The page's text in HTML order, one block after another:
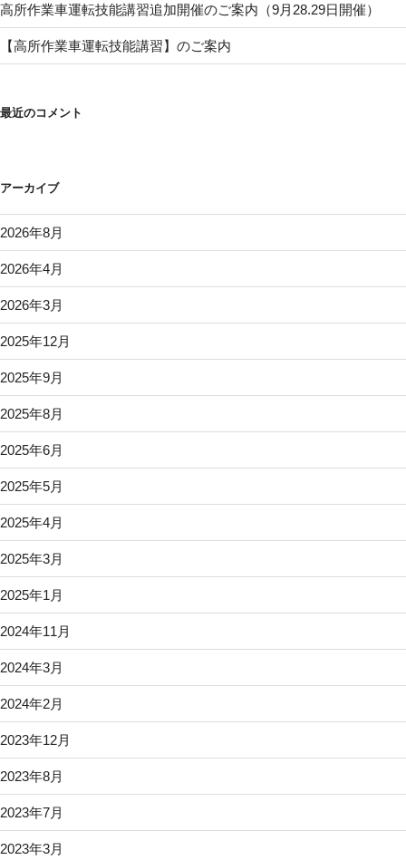
高所作業車運転技能講習追加開催のご案内（9月28.29日開催）
【高所作業車運転技能講習】のご案内
最近のコメント
アーカイブ
2026年8月
2026年4月
2026年3月
2025年12月
2025年9月
2025年8月
2025年6月
2025年5月
2025年4月
2025年3月
2025年1月
2024年11月
2024年3月
2024年2月
2023年12月
2023年8月
2023年7月
2023年3月